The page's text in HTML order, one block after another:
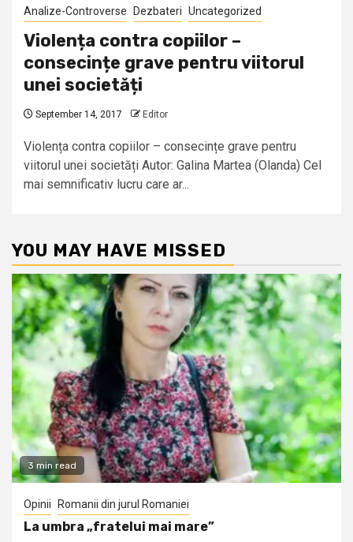
Analize-Controverse Dezbateri Uncategorized
Violența contra copiilor –
consecințe grave pentru viitorul
unei societăți
September 14, 2017 Editor
Violența contra copiilor – consecințe grave pentru
viitorul unei societăți Autor: Galina Martea (Olanda) Cel
mai semnificativ lucru care ar...
YOU MAY HAVE MISSED
3 min read
Opinii Romanii din jurul Romaniei
La umbra „fratelui mai mare”